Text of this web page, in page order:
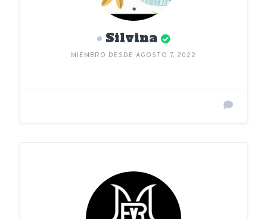
Silvina
MIEMBRO DESDE AGOSTO 7, 2022